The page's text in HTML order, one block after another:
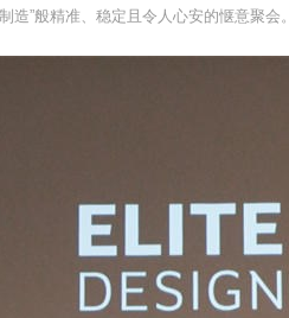
”般精准、稳定且令人心安的惬意聚会。